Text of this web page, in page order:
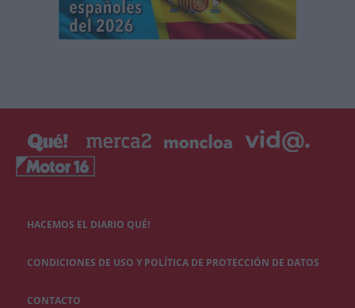
HACEMOS EL DIARIO QUÉ!
CONDICIONES DE USO Y POLÍTICA DE PROTECCIÓN DE DATOS
CONTACTO